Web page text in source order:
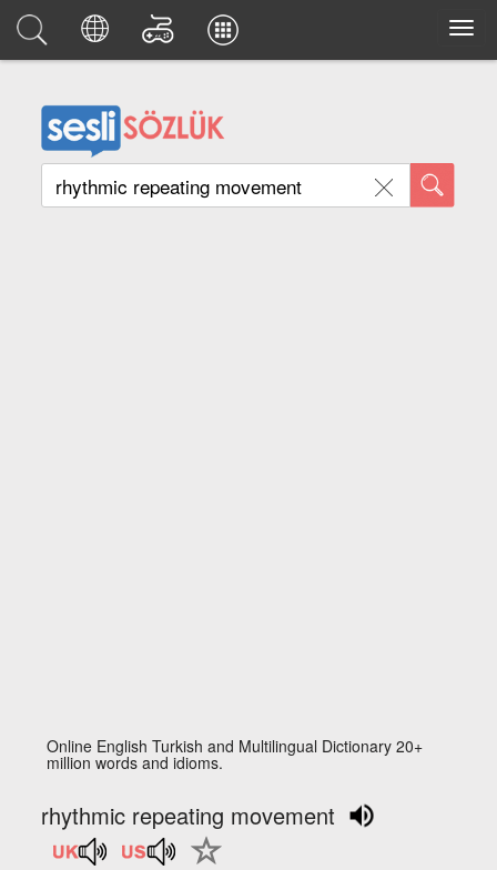
Online English Turkish and Multilingual Dictionary 20+
million words and idioms.
rhythmic repeating movement